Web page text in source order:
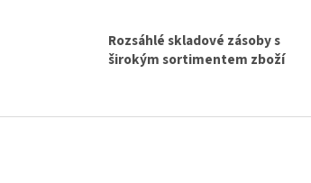
Rozsáhlé skladové zásoby s
širokým sortimentem zboží